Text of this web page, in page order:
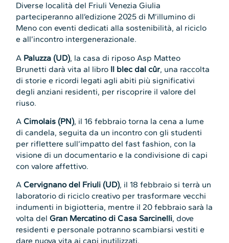
Diverse località del Friuli Venezia Giulia
parteciperanno all’edizione 2025 di M’illumino di
Meno con eventi dedicati alla sostenibilità, al riciclo
e all’incontro intergenerazionale.
A Paluzza (UD), la casa di riposo Asp Matteo
Brunetti darà vita al libro Il blec dal cûr, una raccolta
di storie e ricordi legati agli abiti più significativi
degli anziani residenti, per riscoprire il valore del
riuso.
ACimolais (PN), il 16 febbraio torna la cena a lume
di candela, seguita da un incontro con gli studenti
per riflettere sull’impatto del fast fashion, con la
visione di un documentario e la condivisione di capi
con valore affettivo.
ACervignano del Friuli (UD), il 18 febbraio si terrà un
laboratorio di riciclo creativo per trasformare vecchi
indumenti in bigiotteria, mentre il 20 febbraio sarà la
volta delGran Mercatino di Casa Sarcinelli, dove
residenti e personale potranno scambiarsi vestiti e
dare nuova vita ai capi inutilizzati.